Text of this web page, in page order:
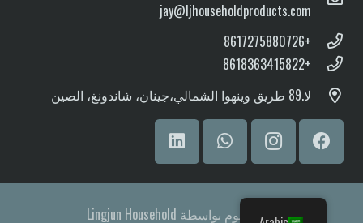
jay@ljhouseholdproducts.com
+8617275880726
+8618363415822
لا.89 طريق وينهوا الشمالي، جينان، شاندونغ، الصين
© مدعوم بواسطة Lingjun Household